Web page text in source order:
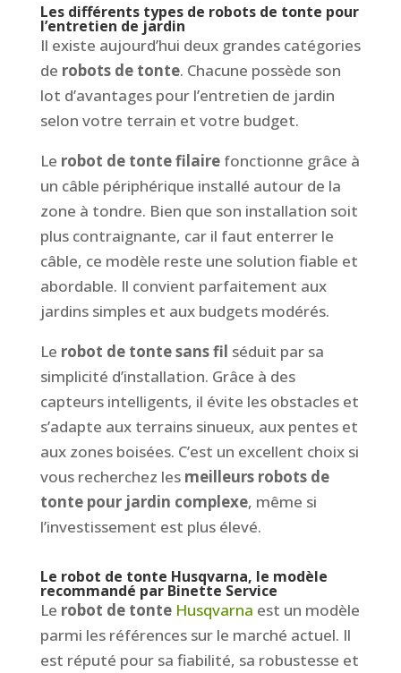
Les différents types de robots de tonte pour
l’entretien de jardin
Il existe aujourd’hui deux grandes catégories
de robots de tonte. Chacune possède son
lot d’avantages pour l’entretien de jardin
selon votre terrain et votre budget.
Le robot de tonte filairefonctionne grâce à
un câble périphérique installé autour de la
zone à tondre. Bien que son installation soit
plus contraignante, car il faut enterrer le
câble, ce modèle reste une solution fiable et
abordable. Il convient parfaitement aux
jardins simples et aux budgets modérés.
Le robot de tonte sans fil séduit par sa
simplicité d’installation. Grâce à des
capteurs intelligents, il évite les obstacles et
s’adapte aux terrains sinueux, aux pentes et
aux zones boisées. C’est un excellent choix si
vous recherchez les meilleurs robots de
tonte pour jardin complexe, même si
l’investissement est plus élevé.
Le robot de tonte Husqvarna, le modèle
recommandé par Binette Service
Le robot de tonte Husqvarna est un modèle
parmi les références sur le marché actuel. Il
est réputé pour sa fiabilité, sa robustesse et